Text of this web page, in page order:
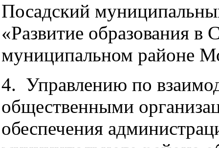
Посадский
«Развитие образования в
муниципальном районе
4. Управлению по
общественными
обеспечения